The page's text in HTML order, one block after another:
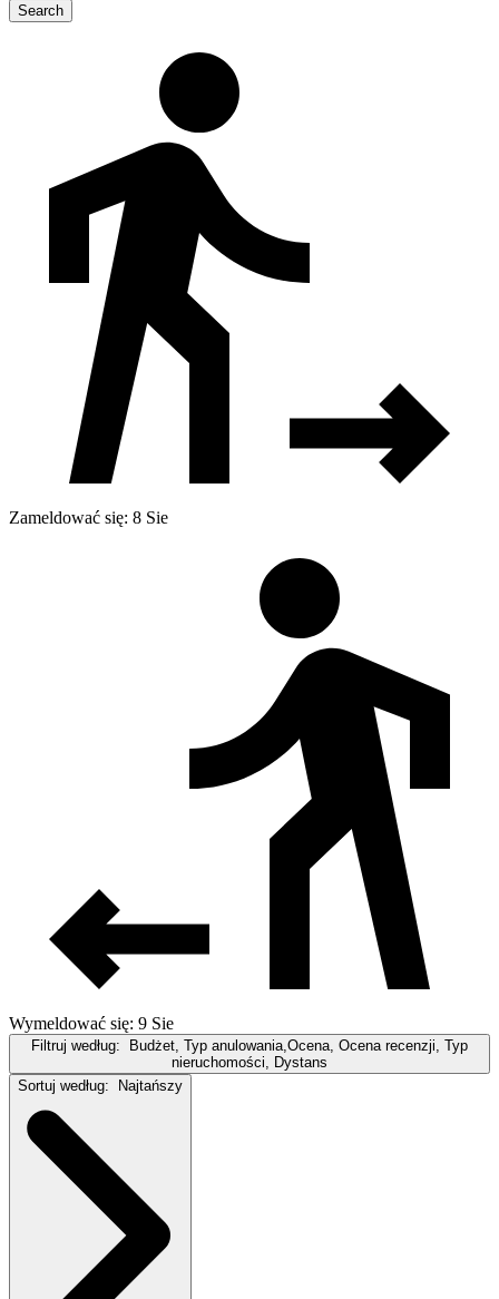
Search
Zameldować się: 8 Sie
Wymeldować się: 9 Sie
Filtruj według:
Budżet, Typ anulowania,Ocena, Ocena recenzji, Typ
nieruchomości, Dystans
Sortuj według:
Najtańszy